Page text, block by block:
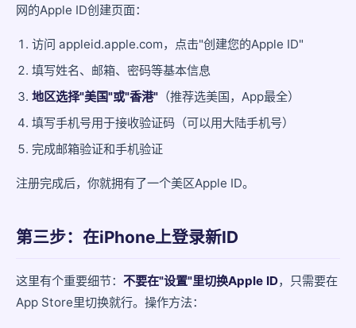
网的Apple ID创建页面：
访问 appleid.apple.com，点击"创建您的Apple ID"
填写姓名、邮箱、密码等基本信息
地区选择"美国"或"香港" （推荐选美国，App最全）
填写手机号用于接收验证码（可以用大陆手机号）
完成邮箱验证和手机验证
注册完成后，你就拥有了一个美区Apple ID。
第三步：在iPhone上登录新ID
这里有个重要细节： 不要在"设置"里切换Apple ID，只需要在
App Store里切换就行。操作方法：